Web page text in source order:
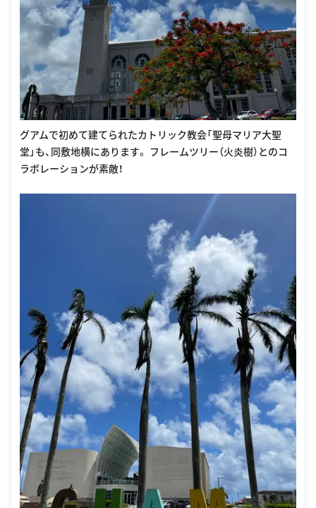
グアムで初めて建てられたカトリック教会「聖母マリア大聖
堂」も、同敷地横にあります。 フレームツリー（火炎樹）とのコ
ラボレーションが素敵！